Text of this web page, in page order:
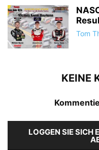
Tom
KEINE
LOGGEN SIE SICH